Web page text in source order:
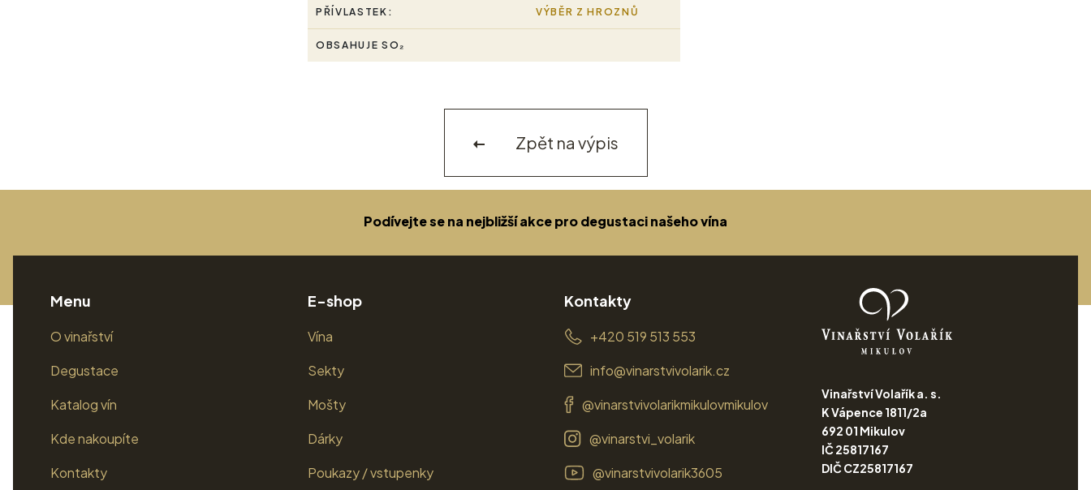
PŘÍVLASTEK: VÝBĚR Z HROZNŮ
OBSAHUJE SO₂
Zpět na výpis
Podívejte se na nejbližší akce pro degustaci našeho vína
Menu
O vinařství
Degustace
Katalog vín
Kde nakoupíte
Kontakty
E-shop
Vína
Sekty
Mošty
Dárky
Poukazy / vstupenky
Kontakty
+420 519 513 553
info@vinarstvivolarik.cz
@vinarstvivolarikmikulovmikulov
@vinarstvi_volarik
@vinarstvivolarik3605
Vinařství Volařík a. s.
K Vápence 1811/2a
692 01 Mikulov
IČ 25817167
DIČ CZ25817167